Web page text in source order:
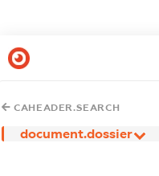
CAHEADER.SEARCH
document.dossier